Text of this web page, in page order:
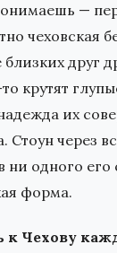
—
чеховская
друг
крутят
их
Стоун через
ни одного
форма.
к Чехову